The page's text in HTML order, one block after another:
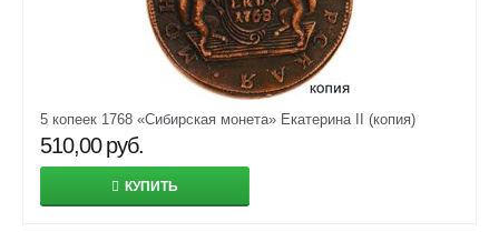
5 копеек 1768 «Сибирская монета» Екатерина II (копия)
510,00 руб.
КУПИТЬ